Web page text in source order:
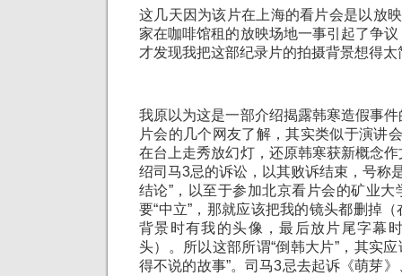
这几天因为该片在上海的看片会是以放
家在咖啡馆租的放映场地一事引起了争
才发现我把这部纪录片的拍摄背景想得
我原以为这是一部介绍揭露韩寒造假事
片会的几个网友了解，其实类似于演讲
在台上走秀放幻灯，还原韩寒获新概念
绍司马3忌的诉讼，以其败诉结束，号称是
结论”，以至于参加北京看片会的矿业
要“中立”，那就应该把我的镜头都删掉
背景时有我的头像，最后放片尾字幕
头）。所以这部所谓“倒韩大片”，其实
得不说的故事”。司马3忌去起诉《萌芽